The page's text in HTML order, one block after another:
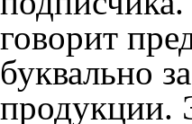
говорит
буквально
продукции.